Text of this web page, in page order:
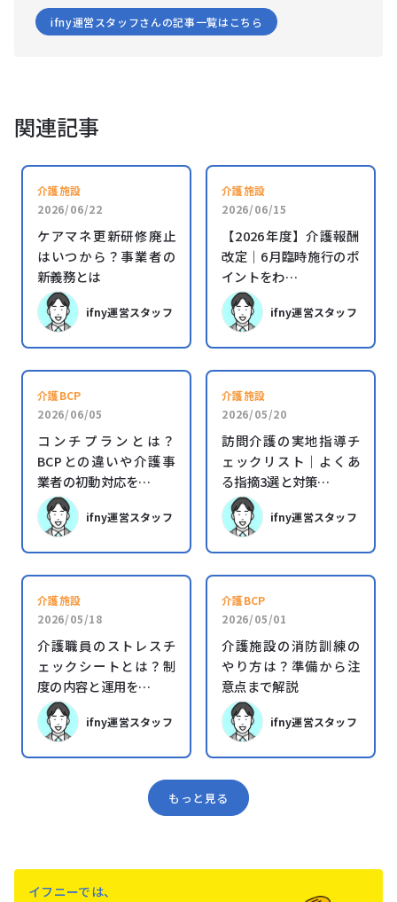
ifny運営スタッフさんの記事一覧はこちら
関連記事
介護施設
2026/06/22
ケアマネ更新研修廃止
はいつから？事業者の
新義務とは
ifny運営スタッフ
介護施設
2026/06/15
【2026年度】介護報酬
改定｜6月臨時施行のポ
イントをわ…
ifny運営スタッフ
介護BCP
2026/06/05
コンチプランとは？
BCPとの違いや介護事
業者の初動対応を…
ifny運営スタッフ
介護施設
2026/05/20
訪問介護の実地指導チ
ェックリスト｜よくあ
る指摘3選と対策…
ifny運営スタッフ
介護施設
2026/05/18
介護職員のストレスチ
ェックシートとは？制
度の内容と運用を…
ifny運営スタッフ
介護BCP
2026/05/01
介護施設の消防訓練の
やり方は？準備から注
意点まで解説
ifny運営スタッフ
もっと見る
イフニーでは、